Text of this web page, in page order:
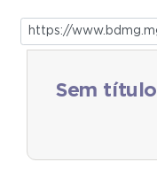
Sem título